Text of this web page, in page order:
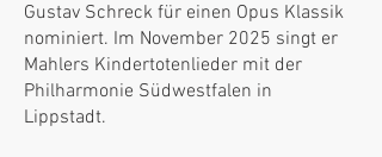
Gustav Schreck für einen Opus Klassik
nominiert. Im November 2025 singt er
Mahlers Kindertotenlieder mit der
Philharmonie Südwestfalen in
Lippstadt.